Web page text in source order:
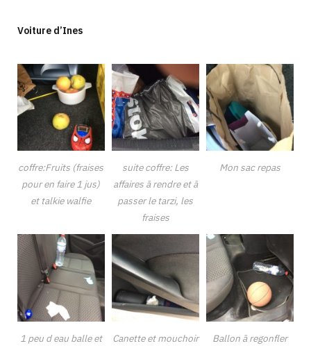
Voiture d’Ines
coffre:Fruits (fraises
pour en faire 1 jus)
et talkie walfie
suite coffre: Les
affaires ā rendre et ā
passer le tarzi, les
fraises
Mon sac repas
1 peu d eau balle et
Canette et mouchoir
Ballon ā regonfler